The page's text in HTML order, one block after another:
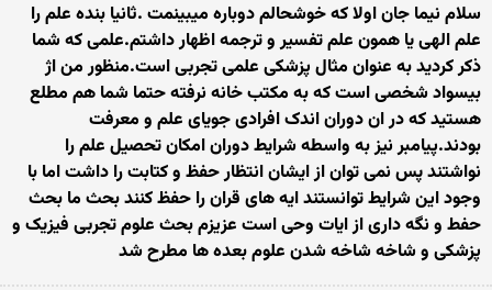
سلام نیما جان اولا که خوشحالم دوباره میبینمت .ثانیا بنده علم را
علم الهی یا همون علم تفسیر و ترجمه اظهار داشتم.علمی که شما
ذکر کردید به عنوان مثال پزشکی علمی تجربی است.منظور من اژ
بیسواد شخصی است که به مکتب خانه نرفته حتما شما هم مطلع
هستید که در ان دوران اندک افرادی جویای علم و معرفت
بودند.پیامبر نیز به واسطه شرایط دوران امکان تحصیل علم را
نواشتند پس نمی توان از ایشان انتظار حفظ و کتابت را داشت اما با
وجود این شرایط توانستند ایه های قران را حفظ کنند بحث ما بحث
حفط و نگه داری از ایات وحی است عزیزم بحث علوم تجربی فیزیک و
پزشکی و شاخه شاخه شدن علوم بعده ها مطرح شد